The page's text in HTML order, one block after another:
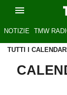
NOTIZIE TMW
TUTTI I